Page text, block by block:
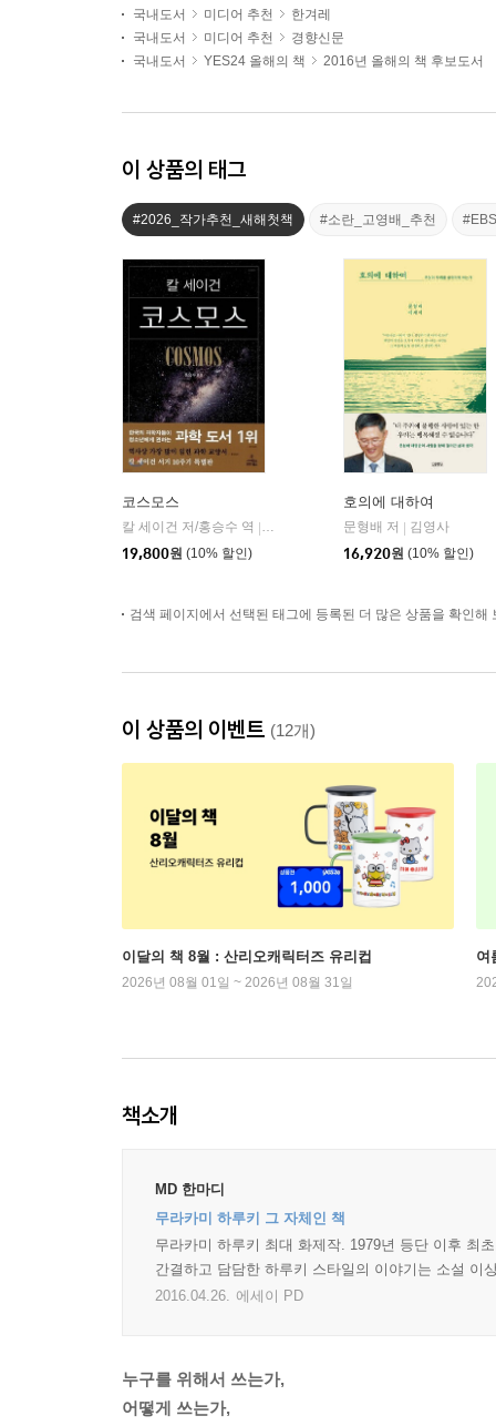
국내도서
미디어 추천
한겨레
국내도서
미디어 추천
경향신문
국내도서
YES24 올해의 책 2016년 올해의 책 후보도서
이 상품의 태그
#2026_작가추천_새해첫책 #소란_고영배_추천
코스모스
칼 세이건 저/홍승수 역
사이언스북스
19,800원 (10% 할인)
호의에 대하여
문형배 저
김영사
16,920원 (10% 할인)
검색 페이지에서 선택된 태그에 등록된 더 많은 상품을 확인해
이 상품의 이벤트 (12개)
이달의 책 8월 : 산리오캐릭터즈 유리컵
2026년 08월 01일 ~ 2026년 08월 31일
여
책소개
MD 한마디
무라카미 하루키 그 자체인 책
무라카미 하루키 최대 화제작. 1979년 등단 이후 최
간결하고 담담한 하루키 스타일의 이야기는 소설 이
2016.04.26. 에세이 PD
누구를 위해서 쓰는가,
어떻게 쓰는가,